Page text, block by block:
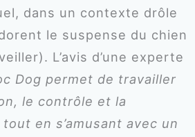
dans un contexte drôle
le suspense du chien
L’avis d’une experte
Dog permet de travailler
le contrôle et la
en s’amusant avec un